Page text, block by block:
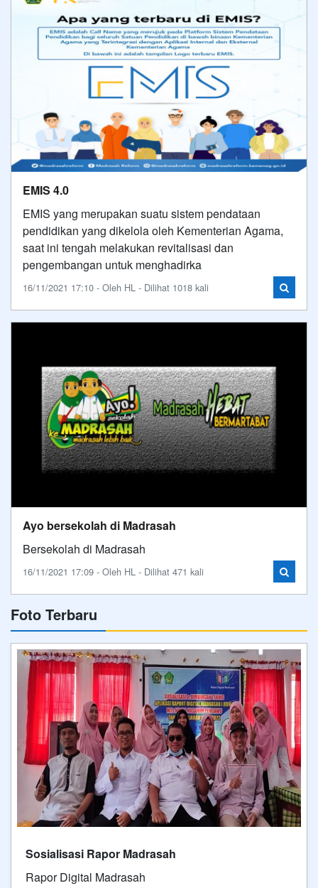
EMIS 4.0
EMIS yang merupakan suatu sistem pendataan
pendidikan yang dikelola oleh Kementerian Agama,
saat ini tengah melakukan revitalisasi dan
pengembangan untuk menghadirka
16/11/2021 17:10 - Oleh HL - Dilihat 1018 kali
Ayo bersekolah di Madrasah
Bersekolah di Madrasah
16/11/2021 17:09 - Oleh HL - Dilihat 471 kali
Foto Terbaru
Sosialisasi Rapor Madrasah
Rapor Digital Madrasah